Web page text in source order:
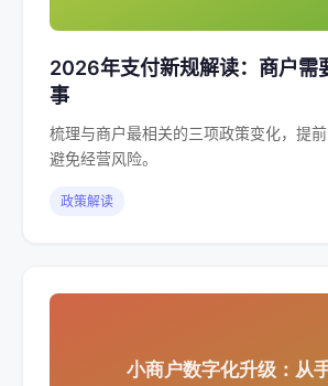
2026年支付新规解读：商户需
事
梳理与商户最相关的三项政策变化，提前
避免经营风险。
政策解读